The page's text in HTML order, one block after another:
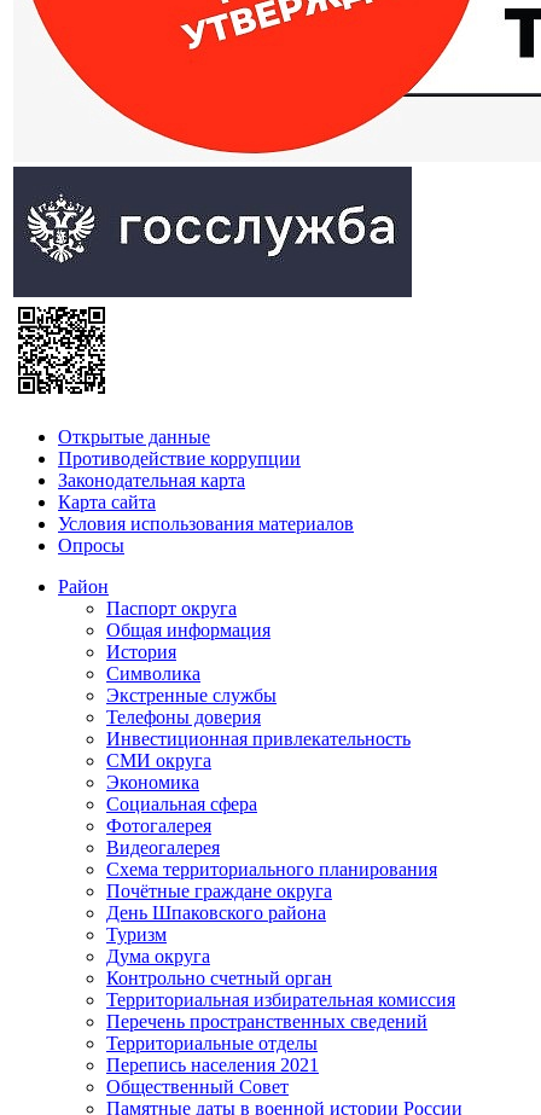
Открытые данные
Противодействие коррупции
Законодательная карта
Карта сайта
Условия использования материалов
Опросы
Район
Паспорт округа
Общая информация
История
Символика
Экстренные службы
Телефоны доверия
Инвестиционная привлекательность
СМИ округа
Экономика
Социальная сфера
Фотогалерея
Видеогалерея
Схема территориального планирования
Почётные граждане округа
День Шпаковского района
Туризм
Дума округа
Контрольно счетный орган
Территориальная избирательная комиссия
Перечень пространственных сведений
Территориальные отделы
Перепись населения 2021
Общественный Совет
Памятные даты в военной истории России